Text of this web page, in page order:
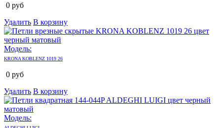
0 руб
Удалить В корзину
Модель:
KRONA KOBLENZ 1019 26
0 руб
Удалить В корзину
Модель: